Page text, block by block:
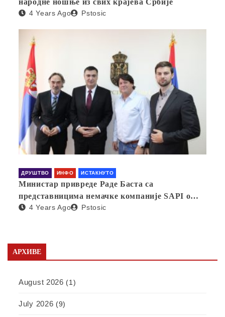
народне ношње из свих крајева Србије
4 Years Ago Pstosic
ДРУШТВО ИНФО ИСТАКНУТО
Министар привреде Раде Баста са
представницима немачке компаније SAPI о
отварању фабрике у Србији
4 Years Ago Pstosic
АРХИВЕ
August 2026 (1)
July 2026 (9)